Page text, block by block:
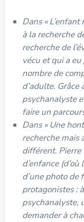
Dans «
à la recherche
recherche de
vécu et qui a
nombre de
d’adulte.
psychanalyste
faire un
Dans « Une
recherche mais
différent. Pierre
d’enfance
d’une photo
protagonistes :
psychanalyste,
demander à